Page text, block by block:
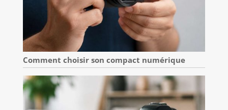
Comment choisir son compact numérique